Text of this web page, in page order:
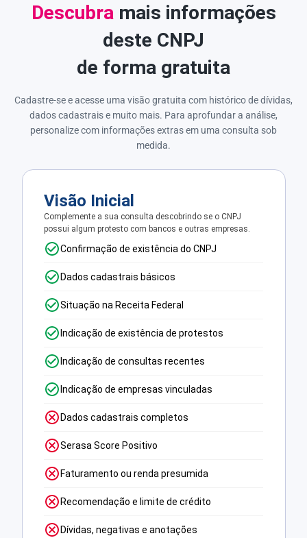
Descubra mais informações
deste CNPJ
de forma gratuita
Cadastre-se e acesse uma visão gratuita com histórico de dívidas,
dados cadastrais e muito mais. Para aprofundar a análise,
personalize com informações extras em uma consulta sob
medida.
Visão Inicial
Complemente a sua consulta descobrindo se o CNPJ
possui algum protesto com bancos e outras empresas.
Confirmação de existência do CNPJ
Dados cadastrais básicos
Situação na Receita Federal
Indicação de existência de protestos
Indicação de consultas recentes
Indicação de empresas vinculadas
Dados cadastrais completos
Serasa Score Positivo
Faturamento ou renda presumida
Recomendação e limite de crédito
Dívidas, negativas e anotações